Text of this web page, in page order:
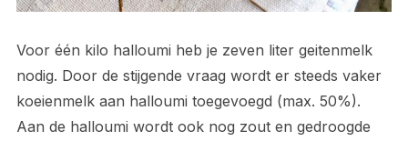
Voor één kilo halloumi heb je zeven liter geitenmelk
nodig. Door de stijgende vraag wordt er steeds vaker
koeienmelk aan halloumi toegevoegd (max. 50%).
Aan de halloumi wordt ook nog zout en gedroogde